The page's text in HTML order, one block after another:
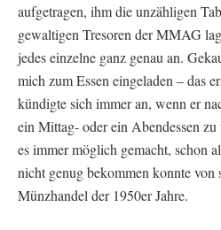
aufgetragen, ihm die unzähligen
gewaltigen Tresoren der MMAG
jedes einzelne ganz genau an.
mich zum Essen eingeladen – das
kündigte sich immer an, wenn er
ein Mittag- oder ein Abendessen
es immer möglich gemacht, schon
nicht genug bekommen konnte von
Münzhandel der 1950er Jahre.